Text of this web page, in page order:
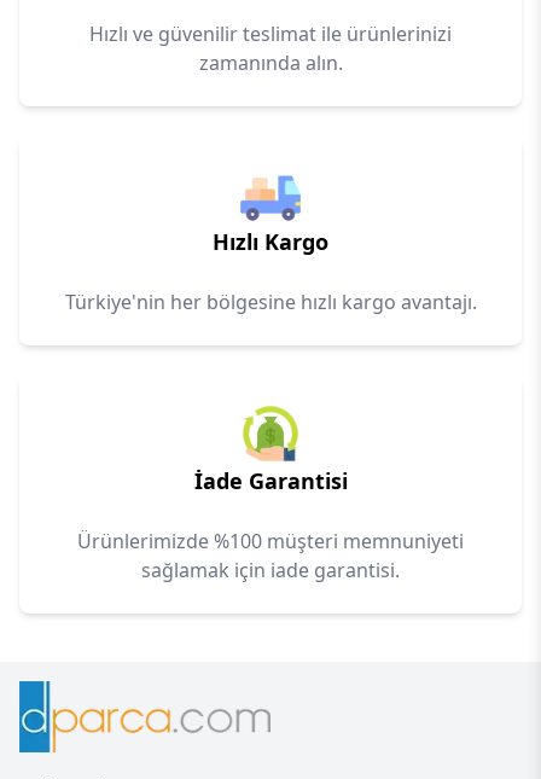
Hızlı ve güvenilir teslimat ile ürünlerinizi
zamanında alın.
Hızlı Kargo
Türkiye'nin her bölgesine hızlı kargo avantajı.
İade Garantisi
Ürünlerimizde %100 müşteri memnuniyeti
sağlamak için iade garantisi.